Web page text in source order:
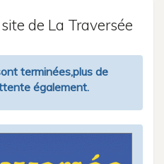
de La Traversée
terminées,plus de
également.